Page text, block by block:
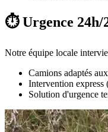
⏱️ Urgence 24h/
Notre équipe locale
Camions adaptés
Intervention express
Solution d'urgence